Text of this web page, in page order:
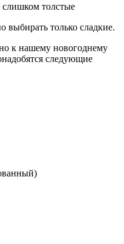
толстые
выбирать только сладкие.
к нашему новогоднему
следующие